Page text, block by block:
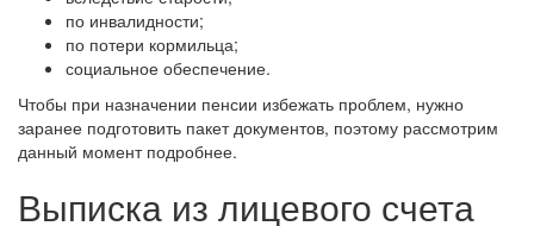
по инвалидности;
по потери кормильца;
социальное обеспечение.
Чтобы при назначении пенсии избежать проблем, нужно
заранее подготовить пакет документов, поэтому рассмотрим
данный момент подробнее.
Выписка из лицевого счета